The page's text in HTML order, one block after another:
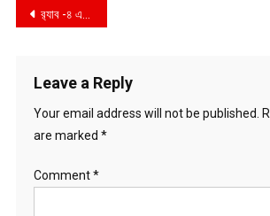
Post
র‍্যাব -৪ এর পৃথক অভিযানে ৮৮ গ্রাম হেরোইন এবং ৯০০ পিস ইয়াবা সহ ৩ জন গ্রেফতার
Leave a Reply
Your email address will not be published.
are marked *
Comment*